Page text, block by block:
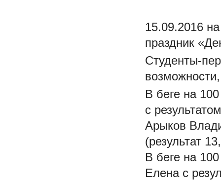
15.09.2016
праздник
Студенты-
В беге на
с
Арыков
(результат
В беге на
Елена с